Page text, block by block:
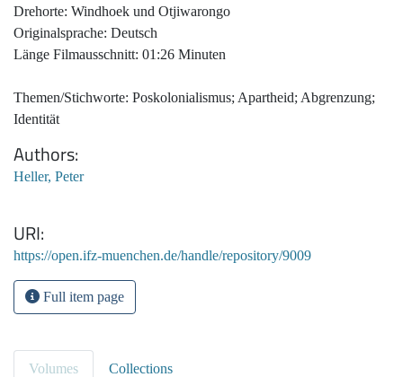
Drehorte: Windhoek und Otjiwarongo
Originalsprache: Deutsch
Länge Filmausschnitt: 01:26 Minuten
Themen/Stichworte: Poskolonialismus; Apartheid; Abgrenzung;
Identität
Authors
Heller, Peter
URI
https://open.ifz-muenchen.de/handle/repository/9009
Full item page
Volumes Collections